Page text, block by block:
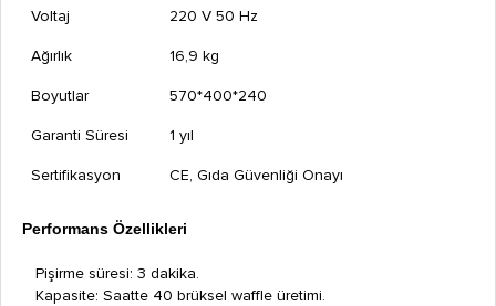
Voltaj 220 V 50 Hz
Ağırlık 16,9 kg
Boyutlar 570*400*240
Garanti Süresi 1 yıl
Sertifikasyon CE, Gıda Güvenliği Onayı
Performans Özellikleri
Pişirme süresi: 3 dakika.
Kapasite: Saatte 40 brüksel waffle üretimi.